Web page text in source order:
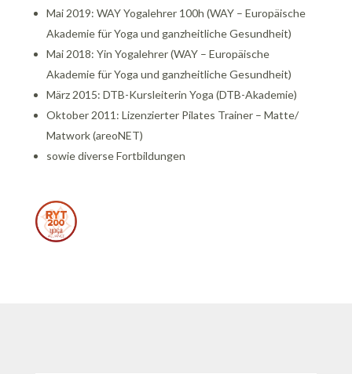
Mai 2019: WAY Yogalehrer 100h (WAY – Europäische
Akademie für Yoga und ganzheitliche Gesundheit)
Mai 2018: Yin Yogalehrer (WAY – Europäische
Akademie für Yoga und ganzheitliche Gesundheit)
März 2015: DTB-Kursleiterin Yoga (DTB-Akademie)
Oktober 2011: Lizenzierter Pilates Trainer – Matte/
Matwork (areoNET)
sowie diverse Fortbildungen